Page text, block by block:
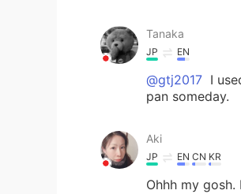
Tanaka
JP EN
@gtj2017 I
pan someday.
Aki
JP EN CN KR
Ohhh my